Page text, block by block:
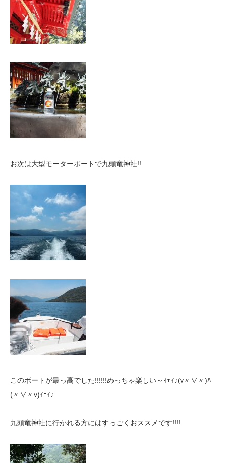
お次は大型モーターボートで九頭竜神社!!
このボートが最っ高でした!!!!!!めっちゃ楽しい～ｨｪｨ♪(v〃∇〃)ﾊ
(〃∇〃v)ｨｪｨ♪
九頭竜神社に行かれる方にはすっごくおススメです!!!!